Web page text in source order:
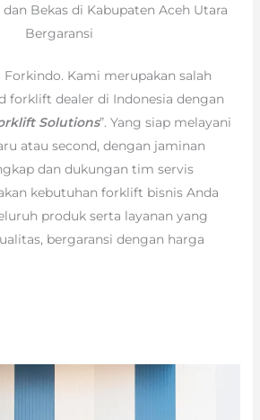
Bekas di Kabupaten Aceh Utara
Bergaransi
Forkindo. Kami merupakan salah
forklift dealer di Indonesia dengan
Solutions”. Yang siap melayani
atau second, dengan jaminan
dan dukungan tim servis
kebutuhan forklift bisnis Anda
produk serta layanan yang
bergaransi dengan harga